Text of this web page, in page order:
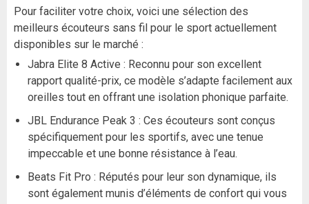
Pour faciliter votre choix, voici une sélection des
meilleurs écouteurs sans fil pour le sport actuellement
disponibles sur le marché :
Jabra Elite 8 Active : Reconnu pour son excellent
rapport qualité-prix, ce modèle s’adapte facilement aux
oreilles tout en offrant une isolation phonique parfaite.
JBL Endurance Peak 3 : Ces écouteurs sont conçus
spécifiquement pour les sportifs, avec une tenue
impeccable et une bonne résistance à l’eau.
Beats Fit Pro : Réputés pour leur son dynamique, ils
sont également munis d’éléments de confort qui vous